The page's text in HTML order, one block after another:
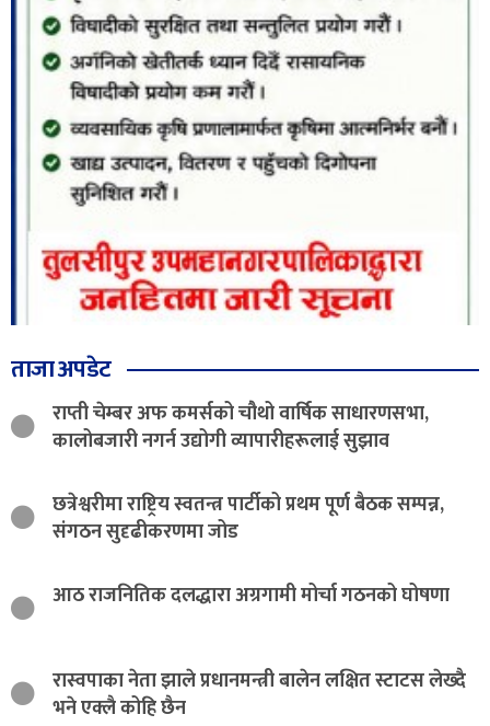
ताजा अपडेट
राप्ती चेम्बर अफ कमर्सको चौथो वार्षिक साधारणसभा,
कालोबजारी नगर्न उद्योगी व्यापारीहरूलाई सुझाव
छत्रेश्वरीमा राष्ट्रिय स्वतन्त्र पार्टीको प्रथम पूर्ण बैठक सम्पन्न,
संगठन सुदृढीकरणमा जोड
आठ राजनितिक दलद्धारा अग्रगामी मोर्चा गठनको घोषणा
रास्वपाका नेता झाले प्रधानमन्त्री बालेन लक्षित स्टाटस लेख्दै
भने एक्लै कोहि छैन